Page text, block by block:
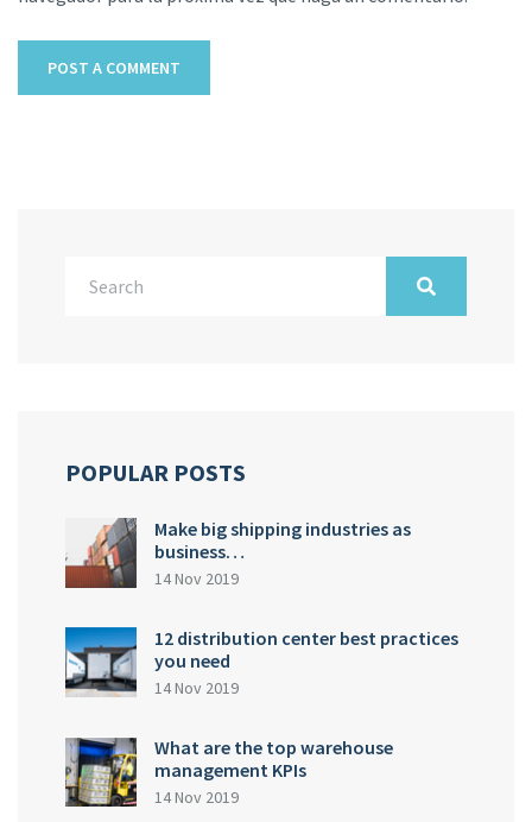
POPULAR POSTS
Make big shipping industries as
business…
14 Nov 2019
12 distribution center best practices
you need
14 Nov 2019
What are the top warehouse
management KPIs
14 Nov 2019